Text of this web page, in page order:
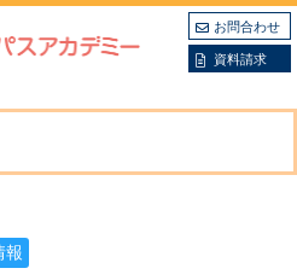
お問合わせ
資料請求
報